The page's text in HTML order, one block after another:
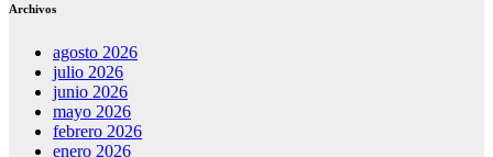
Archivos
agosto 2026
julio 2026
junio 2026
mayo 2026
febrero 2026
enero 2026